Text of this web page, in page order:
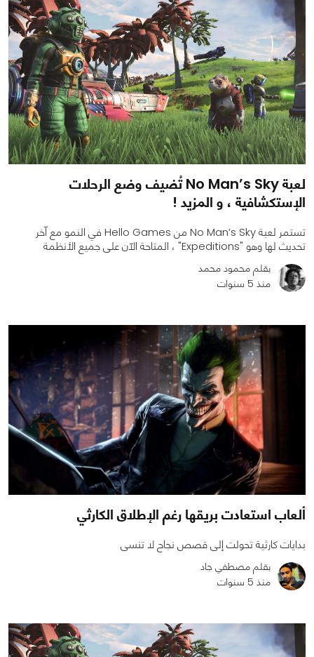
لعبة No Man’s Sky تُضيف وضع الرحلات
الإستكشافية ، و المزيد !
تستمر لعبة No Man’s Sky من Hello Games في النمو مع آخر
تحديث لها وهو "Expeditions" ، المتاحة الآن على جميع الأنظمة
بقلم محمود محمد
منذ 5 سنوات
0
0
ألعاب استعادت بريقها رغم الإطلاق الكارثي
بدايات كارثية تحولت إلى قصص نجاح لا تنسى
بقلم مصطفي جاد
منذ 5 سنوات